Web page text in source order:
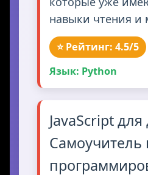
навыки чтения и
⭐ Рейтинг: 4.5/5
Язык: Python
JavaScript для
Самоучитель